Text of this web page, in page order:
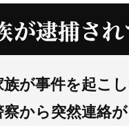
族が事件を起こ
察から突然連絡